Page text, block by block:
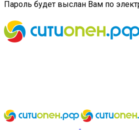
Пароль будет выслан Вам по